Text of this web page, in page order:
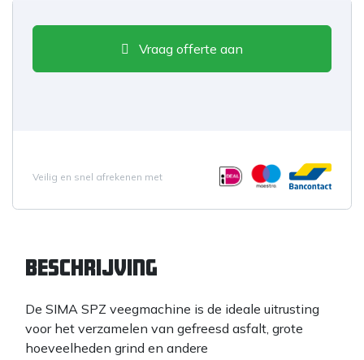
Vraag offerte aan
Veilig en snel afrekenen met
Beschrijving
De SIMA SPZ veegmachine is de ideale uitrusting
voor het verzamelen van gefreesd asfalt, grote
hoeveelheden grind en andere